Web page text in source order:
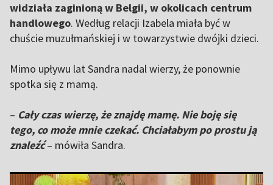
widziała zaginioną w Belgii, w okolicach centrum
handlowego. Według relacji Izabela miała być w
chuście muzułmańskiej i w towarzystwie dwójki dzieci.
Mimo upływu lat Sandra nadal wierzy, że ponownie
spotka się z mamą.
– Cały czas wierzę, że znajdę mamę. Nie boję się
tego, co może mnie czekać. Chciałabym po prostu ją
znaleźć– mówiła Sandra.